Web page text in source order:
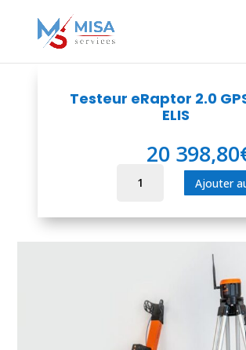
Testeur eRaptor 2.0
ELIS
20 398,80
eRaptor
Ajouter